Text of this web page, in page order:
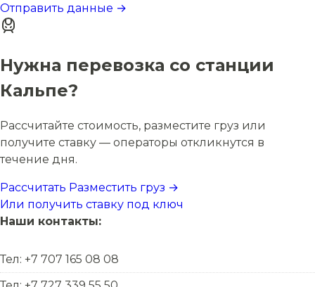
Отправить данные →
Нужна перевозка со станции
Кальпе?
Рассчитайте стоимость, разместите груз или
получите ставку — операторы откликнутся в
течение дня.
Рассчитать Разместить груз →
Или получить ставку под ключ
Наши контакты:
Тел: +7 707 165 08 08